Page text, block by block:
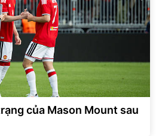
của Mason Mount sau